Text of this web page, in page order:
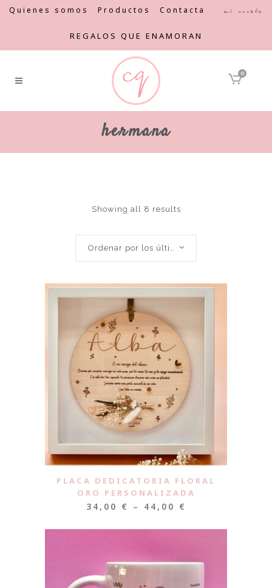
Quienes somos Productos Contacta Mi cuenta
REGALOS QUE ENAMORAN
0
hermana
Showing all 8 results
Ordenar por los últimos
PLACA DEDICATORIA FLORAL
ORO PERSONALIZADA
34,00 € – 44,00 €